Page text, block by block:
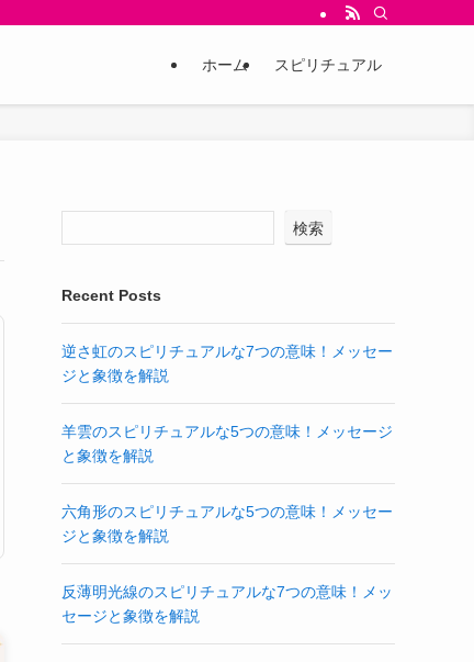
ホーム スピリチュアル
検索
Recent Posts
逆さ虹のスピリチュアルな7つの意味！メッセー
ジと象徴を解説
羊雲のスピリチュアルな5つの意味！メッセージ
と象徴を解説
六角形のスピリチュアルな5つの意味！メッセー
ジと象徴を解説
反薄明光線のスピリチュアルな7つの意味！メッ
セージと象徴を解説